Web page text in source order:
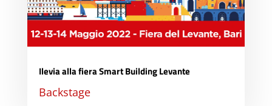
Ilevia alla fiera Smart Building Levante
Backstage